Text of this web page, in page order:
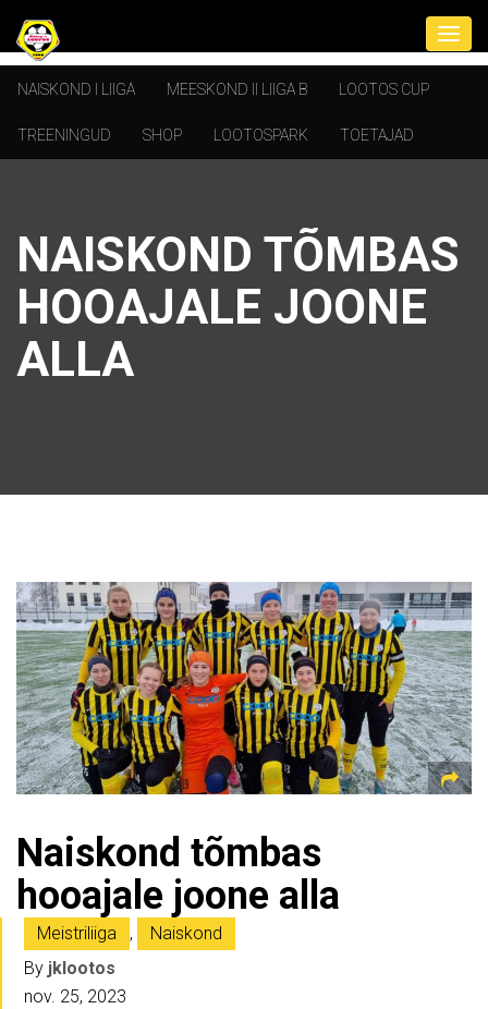
NAISKOND I LIIGA MEESKOND II LIIGA B LOOTOS CUP
TREENINGUD SHOP LOOTOSPARK TOETAJAD
NAISKOND TÕMBAS
HOOAJALE JOONE
ALLA
Naiskond tõmbas
hooajale joone alla
Meistriliiga ,
Naiskond
By jklootos
nov. 25, 2023